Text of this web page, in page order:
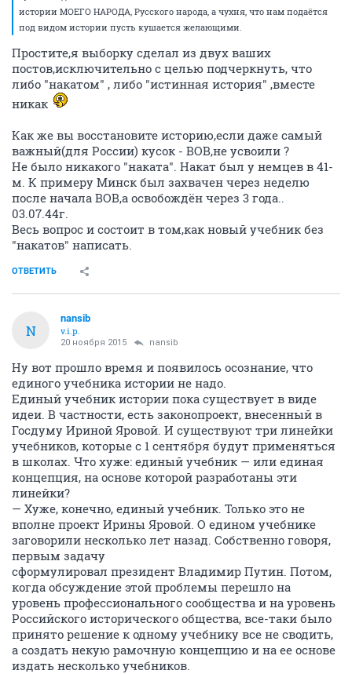
истории МОЕГО НАРОДА, Русского народа, а чухня, что нам подаётся
под видом истории пусть кушается желающими.
Простите,я выборку сделал из двух ваших
постов,исключительно с целью подчеркнуть, что
либо "накатом" , либо "истинная история" ,вместе
никак
Как же вы восстановите историю,если даже самый
важный(для России) кусок - ВОВ,не усвоили ?
Не было никакого "наката". Накат был у немцев в 41-
м. К примеру Минск был захвачен через неделю
после начала ВОВ,а освобождён через 3 года..
03.07.44г.
Весь вопрос и состоит в том,как новый учебник без
"накатов" написать.
ОТВЕТИТЬ
N
nansib
v.i.p.
20 ноября 2015 nansib
Ну вот прошло время и появилось осознание, что
единого учебника истории не надо.
Единый учебник истории пока существует в виде
идеи. В частности, есть законопроект, внесенный в
Госдуму Ириной Яровой. И существуют три линейки
учебников, которые с 1 сентября будут применяться
в школах. Что хуже: единый учебник — или единая
концепция, на основе которой разработаны эти
линейки?
— Хуже, конечно, единый учебник. Только это не
вполне проект Ирины Яровой. О едином учебнике
заговорили несколько лет назад. Собственно говоря,
первым задачу
сформулировал президент Владимир Путин. Потом,
когда обсуждение этой проблемы перешло на
уровень профессионального сообщества и на уровень
Российского исторического общества, все-таки было
принято решение к одному учебнику все не сводить,
а создать некую рамочную концепцию и на ее основе
издать несколько учебников.